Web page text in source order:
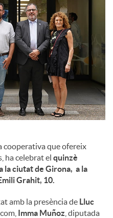
cooperativa que ofereix
ha celebrat el quinzè
la ciutat de Girona, a la
Grahit, 10.
amb la presència de Lluc
Imma Muñoz , diputada